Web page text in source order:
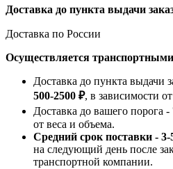
Доставка до пункта выдачи
Доставка по России
Осуществляется
Доставка до пункта выдачи
500-2500 ₽, в зависимости
Доставка до вашего порога -
от веса и объема.
Средний срок поставки - 3-
на следующий день после
транспортной компании.